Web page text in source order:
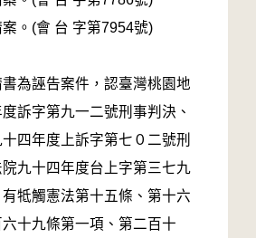
。(會 台 字第7954號)
為誣告案件，認臺灣桃園地
訴字第九一二號刑事判決、
四年度上訴字第七０二號刑
九十四年度台上字第三七九
牴觸憲法第十五條、第十六
十九條第一項、第二百十